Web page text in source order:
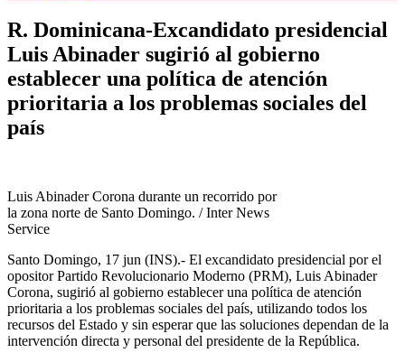
R. Dominicana-Excandidato presidencial
Luis Abinader sugirió al gobierno
establecer una política de atención
prioritaria a los problemas sociales del
país
Luis Abinader Corona durante un recorrido por
la zona norte de Santo Domingo. / Inter News
Service
Santo Domingo, 17 jun (INS).- El excandidato presidencial por el
opositor Partido Revolucionario Moderno (PRM), Luis Abinader
Corona, sugirió al gobierno establecer una política de atención
prioritaria a los problemas sociales del país, utilizando todos los
recursos del Estado y sin esperar que las soluciones dependan de la
intervención directa y personal del presidente de la República.